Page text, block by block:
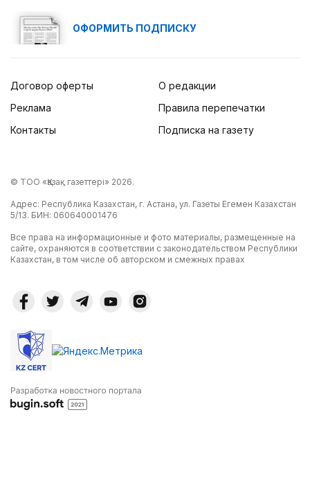
ОФОРМИТЬ ПОДПИСКУ
Договор оферты
Реклама
Контакты
О редакции
Правила перепечатки
Подписка на газету
© ТОО «Қазақ газеттері» 2026.
Адрес: Республика Казахстан, г. Астана, ул. Газеты Егемен Казахстан
5/13. БИН: 060640001476
Все права на информационные и фото материалы, размещенные на
сайте, охраняются в соответствии с законодательством Республики
Казахстан, в том числе об авторском и смежных правах